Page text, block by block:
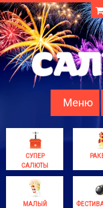
Меню
СУПЕР
САЛЮТЫ
МАЛЫЙ